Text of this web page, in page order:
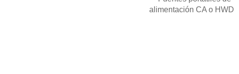
alimentación CA o